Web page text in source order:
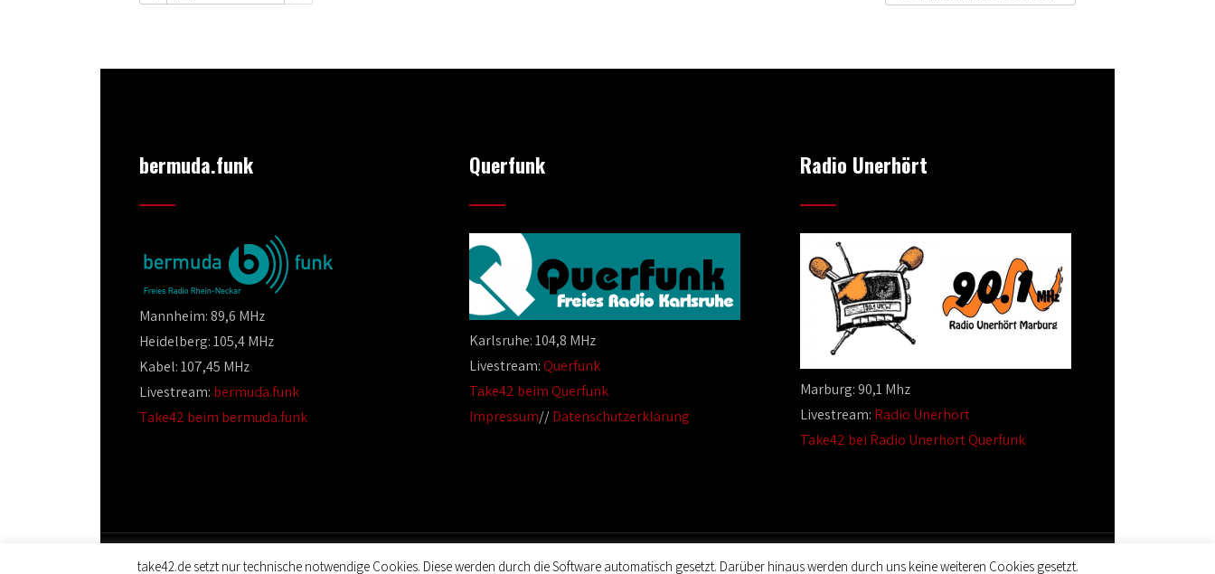
bermuda.funk
Mannheim: 89,6 MHz
Heidelberg: 105,4 MHz
Kabel: 107,45 MHz
Livestream: bermuda.funk
Take42 beim bermuda.funk
Querfunk
Karlsruhe: 104,8 MHz
Livestream:Querfunk
Take42 beim Querfunk
Impressum//Datenschutzerklärung
Radio Unerhört
Marburg: 90,1 Mhz
Livestream: Radio Unerhört
Take42 bei Radio Unerhört Querfunk
take42.de setzt nur technische notwendige Cookies. Diese werden durch die Software automatisch gesetzt. Darüber hinaus werden durch uns keine weiteren Cookies gesetzt.